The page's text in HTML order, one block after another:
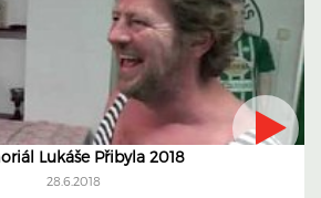
Lukáše Přibyla 2018
28.6.2018